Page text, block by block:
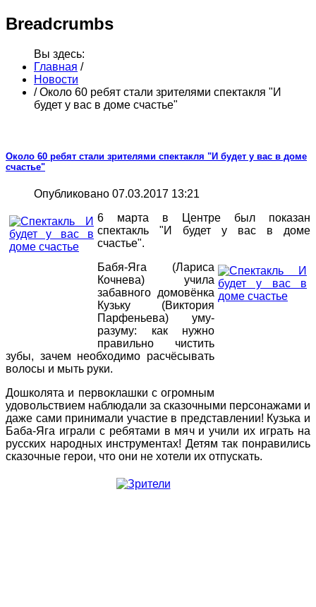
Breadcrumbs
Вы здесь:
Главная /
Новости
/ Около 60 ребят стали зрителями спектакля "И
будет у вас в доме счастье"
Около 60 ребят стали зрителями спектакля "И будет у вас в доме
счастье"
Опубликовано 07.03.2017 13:21
6 марта в Центре был показан
спектакль "И будет у вас в доме
счастье".
Бабя-Яга (Лариса
Кочнева) учила
забавного домовёнка
Кузьку (Виктория
Парфеньева) уму-
разуму: как нужно
правильно чистить
зубы, зачем необходимо расчёсывать
волосы и мыть руки.
Дошколята и первоклашки с огромным
удовольствием наблюдали за сказочными персонажами и
даже сами принимали участие в представлении! Кузька и
Баба-Яга играли с ребятами в мяч и учили их играть на
русских народных инструментах! Детям так понравились
сказочные герои, что они не хотели их отпускать.